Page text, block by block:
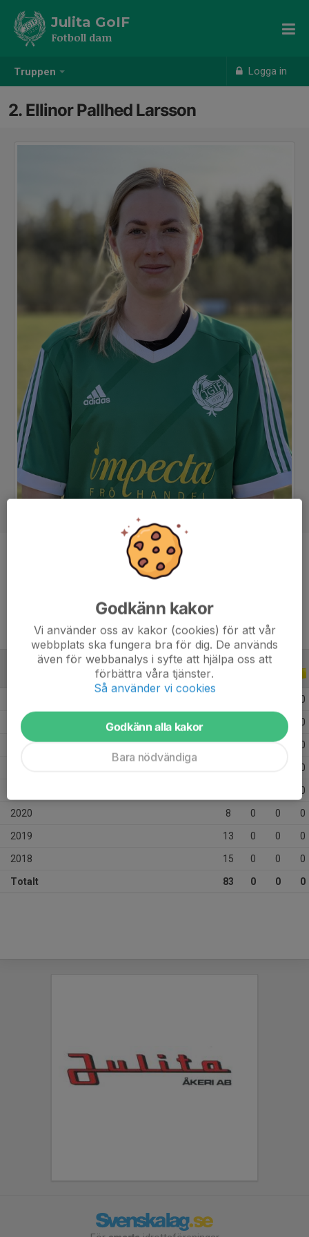
Truppen Logga in
Julita GoIF
Fotboll dam
2. Ellinor Pallhed Larsson
Back
ALLA ÅR
0
2025 0
2023 10 0 0 0
0
0
2020 8 0 0 0
2019 13 0 0 0
2018 15 0 0 0
Totalt 83 0 0 0
Godkänn kakor
Vi använder oss av kakor (cookies) för att vår
webbplats ska fungera bra för dig. De används
även för webbanalys i syfte att hjälpa oss att
förbättra våra tjänster.
Så använder vi cookies
Godkänn alla kakor
Bara nödvändiga